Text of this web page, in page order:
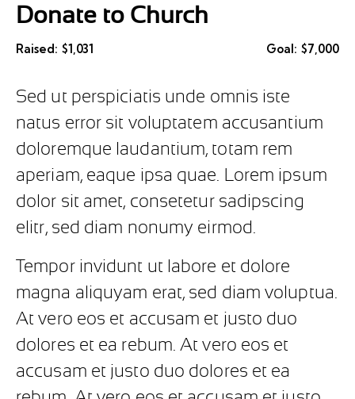
Donate to Church
Raised: $1,031 Goal: $7,000
Sed ut perspiciatis unde omnis iste
natus error sit voluptatem accusantium
doloremque laudantium, totam rem
aperiam, eaque ipsa quae. Lorem ipsum
dolor sit amet, consetetur sadipscing
elitr, sed diam nonumy eirmod.
Tempor invidunt ut labore et dolore
magna aliquyam erat, sed diam voluptua.
At vero eos et accusam et justo duo
dolores et ea rebum. At vero eos et
accusam et justo duo dolores et ea